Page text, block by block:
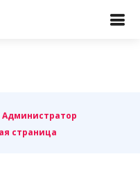
Администратор
страница